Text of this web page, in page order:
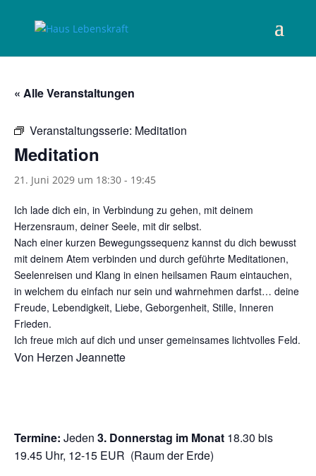
« Alle Veranstaltungen
Veranstaltungsserie: Meditation
Meditation
21. Juni 2029 um 18:30 - 19:45
Ich lade dich ein, in Verbindung zu gehen, mit deinem
Herzensraum, deiner Seele, mit dir selbst.
Nach einer kurzen Bewegungssequenz kannst du dich bewusst
mit deinem Atem verbinden und durch geführte Meditationen,
Seelenreisen und Klang in einen heilsamen Raum eintauchen,
in welchem du einfach nur sein und wahrnehmen darfst… deine
Freude, Lebendigkeit, Liebe, Geborgenheit, Stille, Inneren
Frieden.
Ich freue mich auf dich und unser gemeinsames lichtvolles Feld.
Von Herzen Jeannette
Termine: Jeden 3. Donnerstag im Monat 18.30 bis
19.45 Uhr, 12-15 EUR (Raum der Erde)